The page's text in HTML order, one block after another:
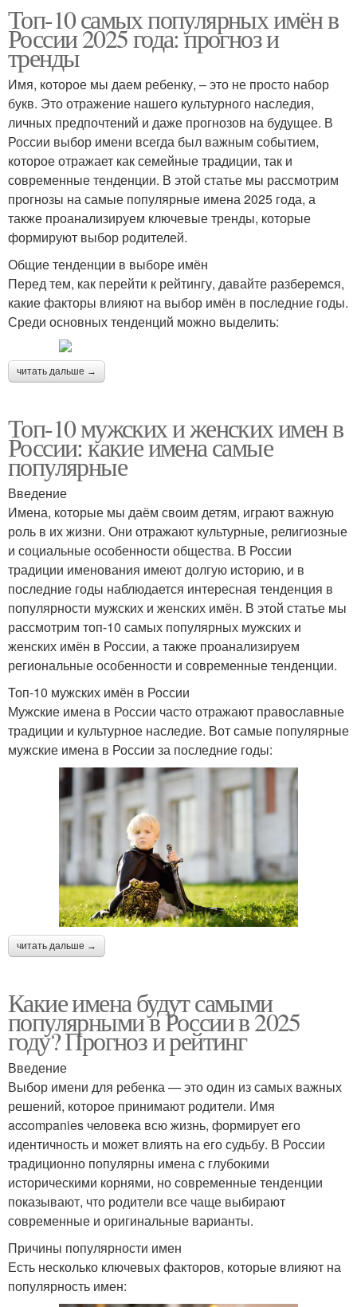
Топ-10 самых популярных имён в
России 2025 года: прогноз и
тренды
Имя, которое мы даем ребенку, – это не просто набор
букв. Это отражение нашего культурного наследия,
личных предпочтений и даже прогнозов на будущее. В
России выбор имени всегда был важным событием,
которое отражает как семейные традиции, так и
современные тенденции. В этой статье мы рассмотрим
прогнозы на самые популярные имена 2025 года, а
также проанализируем ключевые тренды, которые
формируют выбор родителей.
Общие тенденции в выборе имён
Перед тем, как перейти к рейтингу, давайте разберемся,
какие факторы влияют на выбор имён в последние годы.
Среди основных тенденций можно выделить:
читать дальше →
Топ-10 мужских и женских имен в
России: какие имена самые
популярные
Введение
Имена, которые мы даём своим детям, играют важную
роль в их жизни. Они отражают культурные, религиозные
и социальные особенности общества. В России
традиции именования имеют долгую историю, и в
последние годы наблюдается интересная тенденция в
популярности мужских и женских имён. В этой статье мы
рассмотрим топ-10 самых популярных мужских и
женских имён в России, а также проанализируем
региональные особенности и современные тенденции.
Топ-10 мужских имён в России
Мужские имена в России часто отражают православные
традиции и культурное наследие. Вот самые популярные
мужские имена в России за последние годы:
читать дальше →
Какие имена будут самыми
популярными в России в 2025
году? Прогноз и рейтинг
Введение
Выбор имени для ребенка — это один из самых важных
решений, которое принимают родители. Имя
accompanies человека всю жизнь, формирует его
идентичность и может влиять на его судьбу. В России
традиционно популярны имена с глубокими
историческими корнями, но современные тенденции
показывают, что родители все чаще выбирают
современные и оригинальные варианты.
Причины популярности имен
Есть несколько ключевых факторов, которые влияют на
популярность имен: